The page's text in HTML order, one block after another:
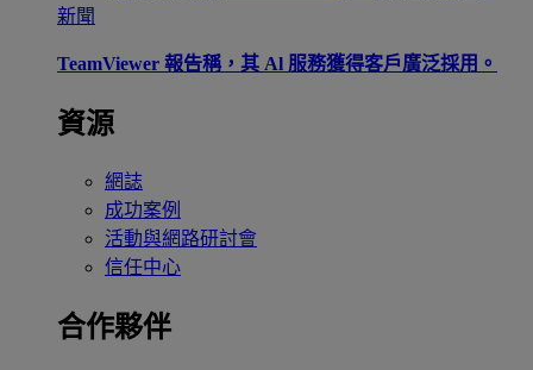
新聞
TeamViewer 報告稱，其 Al 服務獲得客戶廣泛採用。
資源
網誌
成功案例
活動與網路研討會
信任中心
合作夥伴